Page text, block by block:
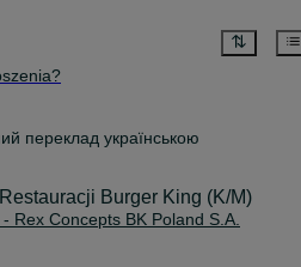
переклад українською
Burger King (K/M)
Rex Concepts BK Poland S.A.